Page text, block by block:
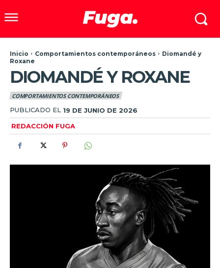
Inicio Comportamientos contemporáneos
Diomandé y
Roxane
DIOMANDÉ Y ROXANE
COMPORTAMIENTOS CONTEMPORÁNEOS
PUBLICADO EL 19 DE JUNIO DE 2026
REDACCIÓN FUGA